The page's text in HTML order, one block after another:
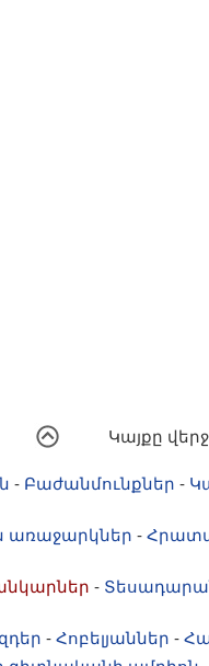
Կայքը
- Բաժանմունքներ -
առաջարկներ -
-
- Հոբելյաններ -